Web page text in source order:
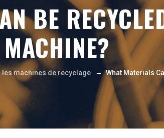
BE
machines de recyclage →What Materials